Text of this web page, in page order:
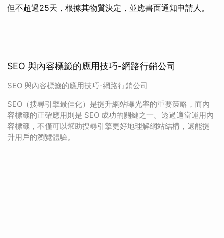
但不超過25天，根據其物質決定，並應書面通知申請人。
SEO 與內容標籤的應用技巧-網路行銷公司
SEO 與內容標籤的應用技巧-網路行銷公司
SEO（搜尋引擎最佳化）是提升網站曝光率的重要策略，而內
容標籤的正確應用則是 SEO 成功的關鍵之一。透過適當運用內
容標籤，不僅可以幫助搜尋引擎更好地理解網站結構，還能提
升用戶的瀏覽體驗。